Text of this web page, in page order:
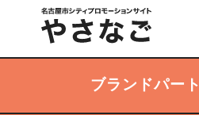
ブランドパー